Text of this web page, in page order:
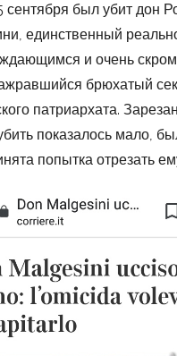
сентября был убит дон
единственный
и очень
брюхатый
патриархата.
показалось мало,
попытка отрезать